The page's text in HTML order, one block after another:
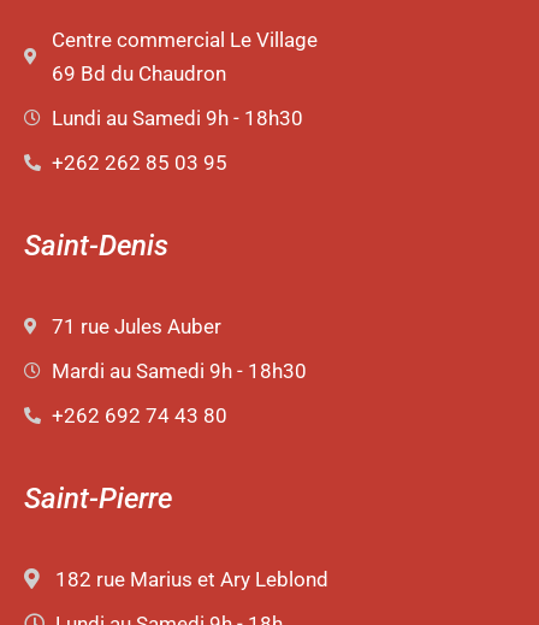
Centre commercial Le Village
69 Bd du Chaudron
Lundi au Samedi 9h - 18h30
+262 262 85 03 95
Saint-Denis
71 rue Jules Auber
Mardi au Samedi 9h - 18h30
+262 692 74 43 80
Saint-Pierre
182 rue Marius et Ary Leblond